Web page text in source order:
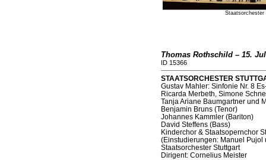
Thomas Rothschild – 15.
ID 15366
STAATSORCHESTER
Gustav Mahler: Sinfonie Nr. 8
Ricarda Merbeth, Simone
Tanja Ariane Baumgartner und
Benjamin Bruns (Tenor)
Johannes Kammler (Bariton)
David Steffens (Bass)
Kinderchor & Staatsopernchor
(Einstudierungen: Manuel Pujol
Staatsorchester Stuttgart
Dirigent: Cornelius Meister